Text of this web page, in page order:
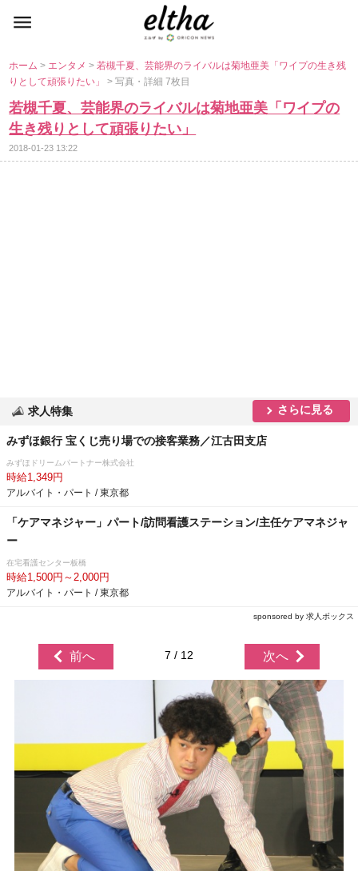
ホーム> エンタメ>若槻千夏、芸能界のライバルは菊地亜美「ワイプの生き残
りとして頑張りたい」> 写真・詳細 7枚目
若槻千夏、芸能界のライバルは菊地亜美「ワイプの
生き残りとして頑張りたい」
2018-01-23 13:22
求人特集 さらに見る
みずほ銀行 宝くじ売り場での接客業務／江古田支店
みずほドリームパートナー株式会社
時給1,349円
アルバイト・パート / 東京都
「ケアマネジャー」パート/訪問看護ステーション/主任ケアマネジャ
ー
在宅看護センター板橋
時給1,500円～2,000円
アルバイト・パート / 東京都
sponsored by 求人ボックス
前へ 7 / 12 次へ